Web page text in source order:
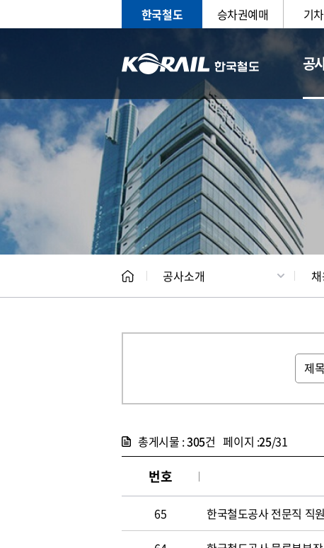
한국철도 승차권예매 기
공
CEO 일반현
공사소개
총게시물 :305건 페이지 :25/31
번호
65 한국철도공사 전문직 직